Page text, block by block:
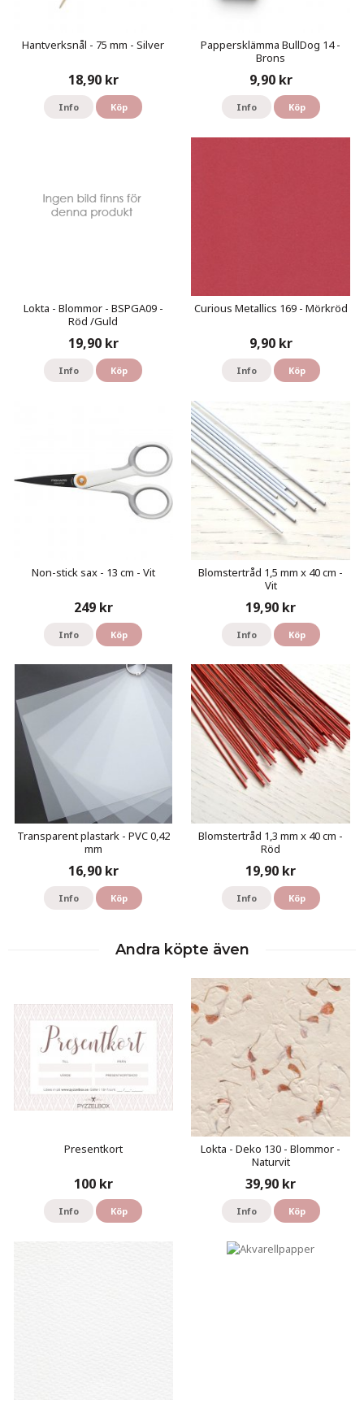
Hantverksnål - 75 mm - Silver
18,90 kr
Info Köp
Pappersklämma BullDog 14 -
Brons
9,90 kr
Info Köp
Lokta - Blommor - BSPGA09 -
Röd /Guld
19,90 kr
Info Köp
Curious Metallics 169 - Mörkröd
9,90 kr
Info Köp
Non-stick sax - 13 cm - Vit
249 kr
Info Köp
Blomstertråd 1,5 mm x 40 cm -
Vit
19,90 kr
Info Köp
Transparent plastark - PVC 0,42
mm
16,90 kr
Info Köp
Blomstertråd 1,3 mm x 40 cm -
Röd
19,90 kr
Info Köp
Andra köpte även
Presentkort
100 kr
Info Köp
Lokta - Deko 130 - Blommor -
Naturvit
39,90 kr
Info Köp